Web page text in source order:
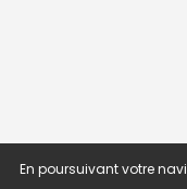
En poursuivant votre